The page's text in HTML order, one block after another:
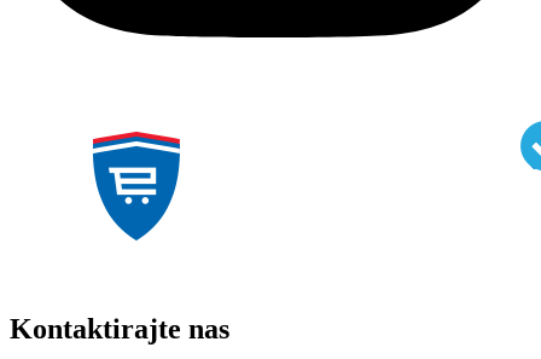
Kontaktirajte nas